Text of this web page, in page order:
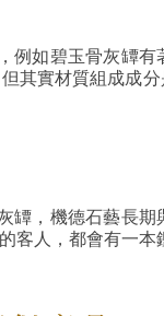
如碧玉骨灰罈
其實材質組成成
，機德石藝長
客人，都會有一本